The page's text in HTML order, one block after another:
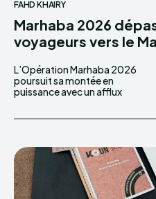
FAHD KHAIRY
Marhaba 2026
voyageurs vers le
L’Opération Marhaba 2026
poursuit sa montée en
puissance avec un afflux
soutenu de Marocains résidant
à l’étranger (MRE) rejoignant le